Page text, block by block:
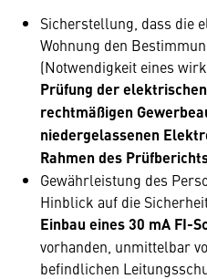
Sicherstellung, dass die
Wohnung den
(Notwendigkeit eines
Prüfung der
rechtmäßigen
niedergelassenen
Rahmen des
Gewährleistung des
Hinblick auf die
Einbau eines 30 mA FI-
vorhanden, unmittelbar
befindlichen